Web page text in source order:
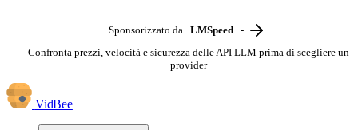
Sponsorizzato da LMSpeed
-
Confronta prezzi, velocità e sicurezza delle API LLM prima di scegliere un
provider
VidBee